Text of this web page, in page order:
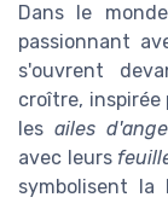
Dans le
passionnant
s'ouvrent
croître,
les ailes d'ange
avec leurs
symbolisent